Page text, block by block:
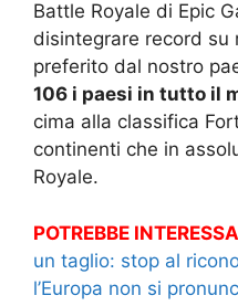
Battle Royale di Epic
disintegrare record
preferito dal nostro
106 i paesi in tutto il
cima alla classifica
continenti che in
Royale.
POTREBBE
un taglio: stop al
l’Europa non si